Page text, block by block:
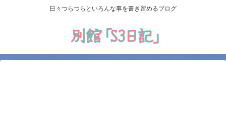
日々つらつらといろんな事を書き留めるブログ